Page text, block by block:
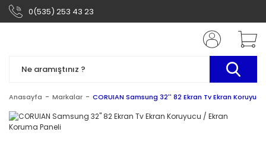
0(535) 253 43 23
Anasayfa Markalar CORUIAN Samsung 32'' 82 Ekran Tv Ekran